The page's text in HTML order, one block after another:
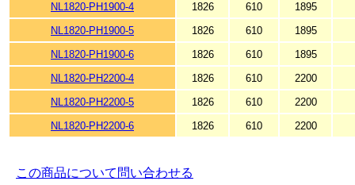
NL1820-PH1900-4
1826 610
1895
NL1820-PH1900-5
1826 610
1895
NL1820-PH1900-6
1826 610
1895
NL1820-PH2200-4
1826 610
2200
NL1820-PH2200-5
1826 610
2200
NL1820-PH2200-6
1826 610 2200
この商品について問い合わせる